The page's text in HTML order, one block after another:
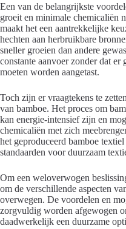
Een van de belangrijkste
groeit en minimale chemicaliën
maakt het een aantrekkelijke
hechten aan herbruikbare
sneller groeien dan andere
constante aanvoer zonder dat er
moeten worden aangetast.
Toch zijn er vraagtekens te
van bamboe. Het proces om
kan energie-intensief zijn en
chemicaliën met zich
het geproduceerd bamboe
standaarden voor duurzaam
Om een weloverwogen
om de verschillende aspecten
overwegen. De voordelen en
zorgvuldig worden afgewogen
daadwerkelijk een duurzame